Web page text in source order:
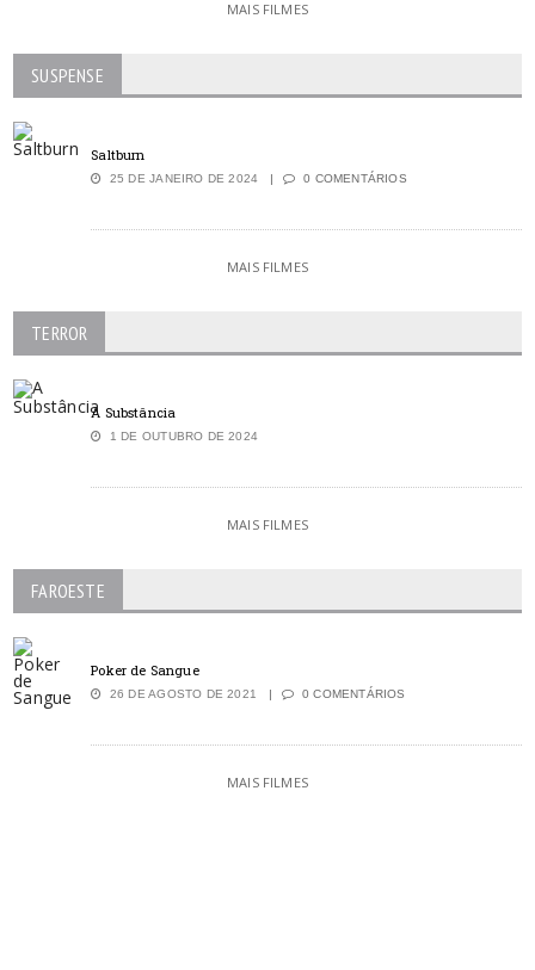
MAIS FILMES
SUSPENSE
Saltburn
25 DE JANEIRO DE 2024 0 COMENTÁRIOS
MAIS FILMES
TERROR
A Substância
1 DE OUTUBRO DE 2024
MAIS FILMES
FAROESTE
Poker de Sangue
26 DE AGOSTO DE 2021 0 COMENTÁRIOS
MAIS FILMES